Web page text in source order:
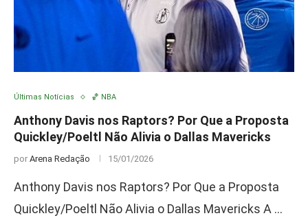
Últimas Notícias 🏀 NBA
Anthony Davis nos Raptors? Por Que a Proposta
Quickley/Poeltl Não Alivia o Dallas Mavericks
por Arena Redação 15/01/2026
Anthony Davis nos Raptors? Por Que a Proposta
Quickley/Poeltl Não Alivia o Dallas Mavericks A …